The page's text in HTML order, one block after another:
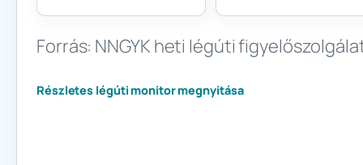
Forrás: NNGYK heti légúti
Részletes légúti monitor megnyitása